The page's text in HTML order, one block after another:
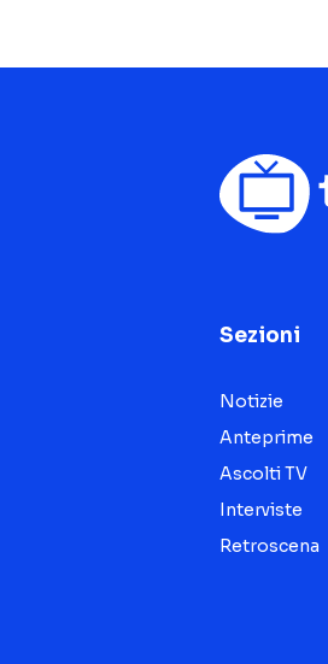
Sezioni
Notizie
Anteprime
Ascolti TV
Interviste
Retroscena